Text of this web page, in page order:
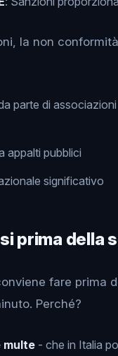
la non
parte di
appalti pubblici
significativo
prima della
fare prima
Perché?
multe - che in Italia